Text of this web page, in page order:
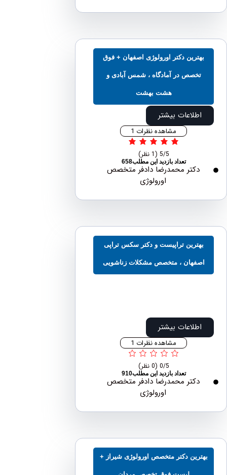
دکتر اورولوژی اصفهان + فوق
تخصص در آمادگاه ، شمس آبادی و
هشت بهشت
اطلاعات بیشتر
مشاهده نظرات 1
تعداد بازدید این مطلب658
دکتر محمدرضا دادفر متخصص
اورولوژی
تراپیست و دکتر سکس تراپی
، متخصص مشکلات زناشویی
اطلاعات بیشتر
مشاهده نظرات 1
تعداد بازدید این مطلب910
دکتر محمدرضا دادفر متخصص
اورولوژی
دکتر متخصص اورولوژی شیراز +